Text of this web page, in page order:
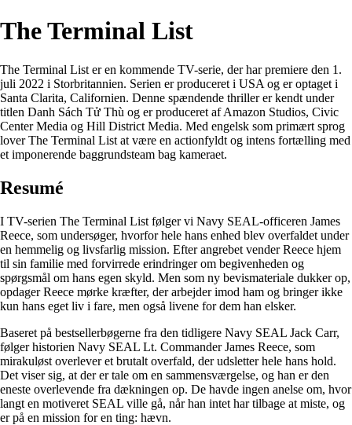
The Terminal List
The Terminal List er en kommende TV-serie, der har premiere den 1.
juli 2022 i Storbritannien. Serien er produceret i USA og er optaget i
Santa Clarita, Californien. Denne spændende thriller er kendt under
titlen Danh Sách Tử Thù og er produceret af Amazon Studios, Civic
Center Media og Hill District Media. Med engelsk som primært sprog
lover The Terminal List at være en actionfyldt og intens fortælling med
et imponerende baggrundsteam bag kameraet.
Resumé
I TV-serien The Terminal List følger vi Navy SEAL-officeren James
Reece, som undersøger, hvorfor hele hans enhed blev overfaldet under
en hemmelig og livsfarlig mission. Efter angrebet vender Reece hjem
til sin familie med forvirrede erindringer om begivenheden og
spørgsmål om hans egen skyld. Men som ny bevismateriale dukker op,
opdager Reece mørke kræfter, der arbejder imod ham og bringer ikke
kun hans eget liv i fare, men også livene for dem han elsker.
Baseret på bestsellerbøgerne fra den tidligere Navy SEAL Jack Carr,
følger historien Navy SEAL Lt. Commander James Reece, som
mirakuløst overlever et brutalt overfald, der udsletter hele hans hold.
Det viser sig, at der er tale om en sammensværgelse, og han er den
eneste overlevende fra dækningen op. De havde ingen anelse om, hvor
langt en motiveret SEAL ville gå, når han intet har tilbage at miste, og
er på en mission for en ting: hævn.